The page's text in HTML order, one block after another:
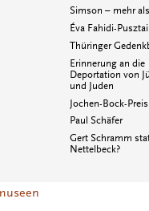
Simson – mehr
Éva Fahidi-Pusztai
Thüringer
Erinnerung an die
Deportation von
und Juden
Jochen-Bock-Preis
Paul Schäfer
Gert Schramm
Nettelbeck?